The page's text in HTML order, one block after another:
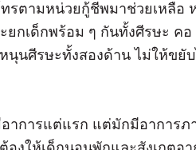
รตามหน่วยกู้ชีพมาช่วยเหลือ
ยกเด็กพร้อม ๆ กันทั้งศีรษะ ค
นศีรษะทั้งสองด้าน ไม่ให้ขยับ
การแต่แรก แต่มักมีอาการภ